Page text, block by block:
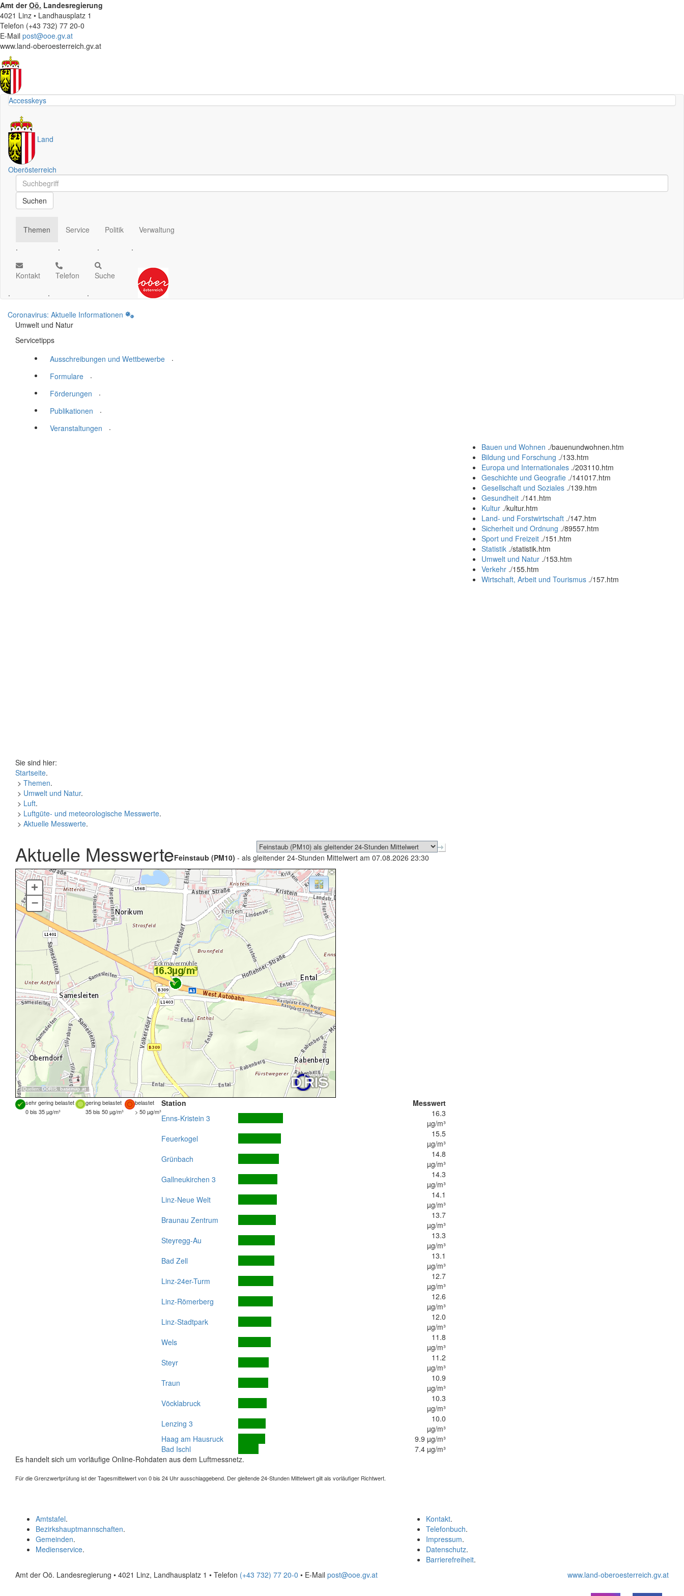
Amt derOö. Landesregierung
4021 Linz • Landhausplatz 1
Telefon (+43 732) 77 20-0
E-Mail post@ooe.gv.at
www.land-oberoesterreich.gv.at
Accesskeys
Land
Oberösterreich
Schnellsuche
Schnellsuche
Suchen
Themen
.
Service
.
Politik
.
Verwaltung
.
Kontakt
.
Telefon
.
Suche
.
Coronavirus: Aktuelle Informationen
Umwelt und Natur
Servicetipps
Ausschreibungen und Wettbewerbe
.
Formulare
.
Förderungen
.
Publikationen
.
Veranstaltungen
.
Bauen und Wohnen ./bauenundwohnen.htm
Bildung und Forschung ./133.htm
Europa und Internationales ./203110.htm
Geschichte und Geografie ./141017.htm
Gesellschaft und Soziales ./139.htm
Gesundheit ./141.htm
Kultur ./kultur.htm
Land- und Forstwirtschaft ./147.htm
Sicherheit und Ordnung ./89557.htm
Sport und Freizeit ./151.htm
Statistik ./statistik.htm
Umwelt und Natur ./153.htm
Verkehr ./155.htm
Wirtschaft, Arbeit und Tourismus ./157.htm
Sie sind hier:
Startseite.
> Themen.
> Umwelt und Natur.
> Luft.
> Luftgüte- und meteorologische Messwerte.
> Aktuelle Messwerte.
Aktuelle MesswerteFeinstaub (PM10) - als gleitender 24-Stunden Mittelwert am 07.08.2026 23:30
Quellen: DORIS, basemap.at
+
–
sehr gering belastet gering belastet
belastet
0 bis 35 µg/m³
35 bis 50 µg/m³ > 50 µg/m³
Station
Messwert
Enns-Kristein 3
16.3
µg/m³
Feuerkogel
15.5
µg/m³
Grünbach
14.8
µg/m³
Gallneukirchen 3
14.3
µg/m³
Linz-Neue Welt
14.1
µg/m³
Braunau Zentrum
13.7
µg/m³
Steyregg-Au
13.3
µg/m³
Bad Zell
13.1
µg/m³
Linz-24er-Turm
12.7
µg/m³
Linz-Römerberg
12.6
µg/m³
Linz-Stadtpark
12.0
µg/m³
Wels
11.8
µg/m³
Steyr
11.2
µg/m³
Traun
10.9
µg/m³
Vöcklabruck
10.3
µg/m³
Lenzing 3
10.0
µg/m³
Haag am Hausruck
9.9 µg/m³
Bad Ischl
7.4 µg/m³
Es handelt sich um vorläufige Online-Rohdaten aus dem Luftmessnetz.
Für die Grenzwertprüfung ist der Tagesmittelwert von 0 bis 24 Uhr ausschlaggebend. Der gleitende 24-Stunden Mittelwert gilt als vorläufiger Richtwert.
Kontakt.
Telefonbuch.
Impressum.
Datenschutz.
Barrierefreiheit.
Amtstafel.
Bezirkshauptmannschaften.
Gemeinden.
Medienservice.
Amt der Oö. Landesregierung • 4021 Linz, Landhausplatz 1 • Telefon (+43 732) 77 20-0 • E-Mail post@ooe.gv.at www.land-oberoesterreich.gv.at